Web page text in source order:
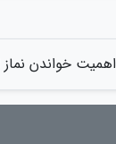
اهمیت خواندن